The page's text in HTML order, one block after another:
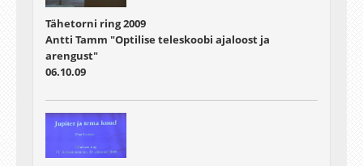
Tähetorni ring 2009
Antti Tamm "Optilise teleskoobi ajaloost ja
arengust"
06.10.09